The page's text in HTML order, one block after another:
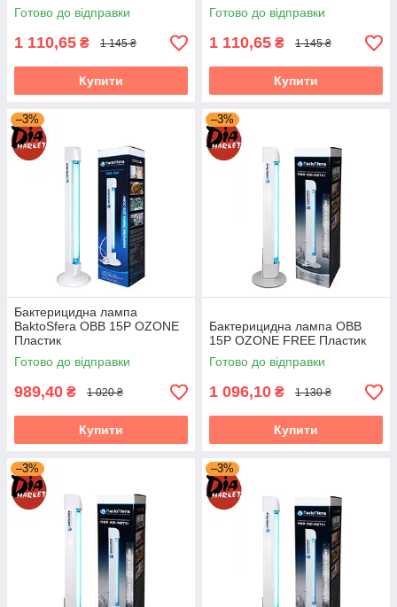
Готово до відправки
1 110,65 ₴ 1 145 ₴
Купити
Готово до відправки
1 110,65 ₴ 1 145 ₴
Купити
–3%
Бактерицидна лампа
BaktoSfera OBB 15P OZONE
Пластик
Готово до відправки
989,40 ₴ 1 020 ₴
Купити
–3%
Бактерицидна лампа OBB
15P OZONE FREE Пластик
Готово до відправки
1 096,10 ₴ 1 130 ₴
Купити
–3% –3%